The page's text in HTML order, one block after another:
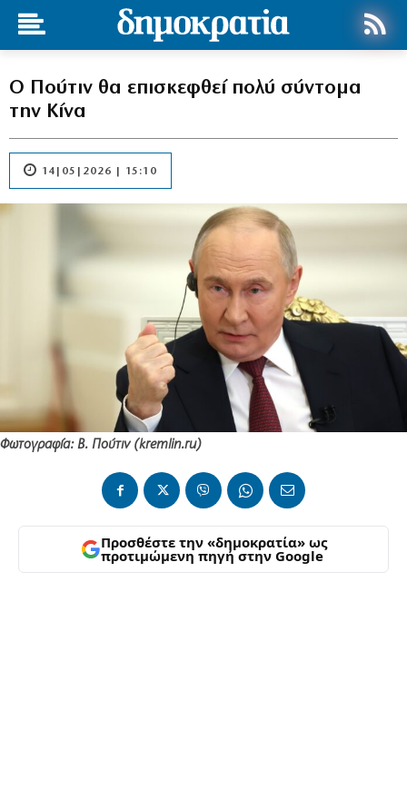
O Πούτιν θα επισκεφθεί πολύ σύντομα
την Κίνα
14|05|2026 | 15:10
Φωτογραφία: Β. Πούτιν (kremlin.ru)
Προσθέστε την «δημοκρατία» ως
προτιμώμενη πηγή στην Google